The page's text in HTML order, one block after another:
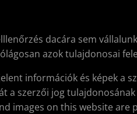
dacára sem
azok tulajdonosai
információk és képek a
a szerzői jog
images on this website